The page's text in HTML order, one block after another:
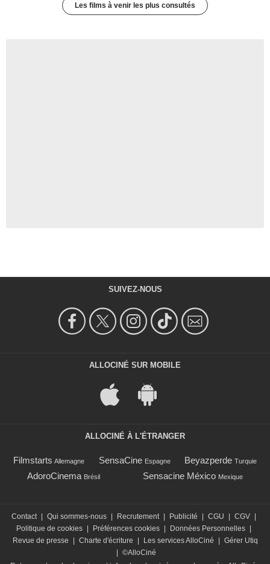
Les films à venir les plus consultés
SUIVEZ-NOUS
ALLOCINÉ SUR MOBILE
ALLOCINÉ À L'ÉTRANGER
Filmstarts Allemagne SensaCine Espagne Beyazperde Turquie
AdoroCinema Brésil Sensacine México Mexique
Contact Qui sommes-nous Recrutement Publicité CGU CGV
Politique de cookies
Préférences cookies Données Personnelles
Revue de presse
Charte d'écriture Les services AlloCiné
Gérer Utiq
©AlloCiné